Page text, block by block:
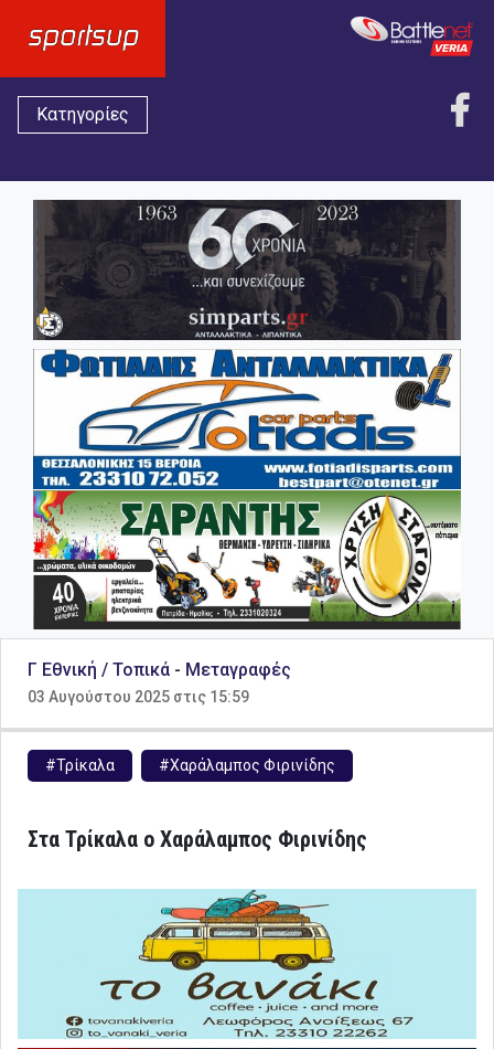
Κατηγορίες
Γ Εθνική / Τοπικά - Μεταγραφές
03 Αυγούστου 2025 στις 15:59
#Τρίκαλα #Χαράλαμπος Φιρινίδης
Στα Τρίκαλα ο Χαράλαμπος Φιρινίδης